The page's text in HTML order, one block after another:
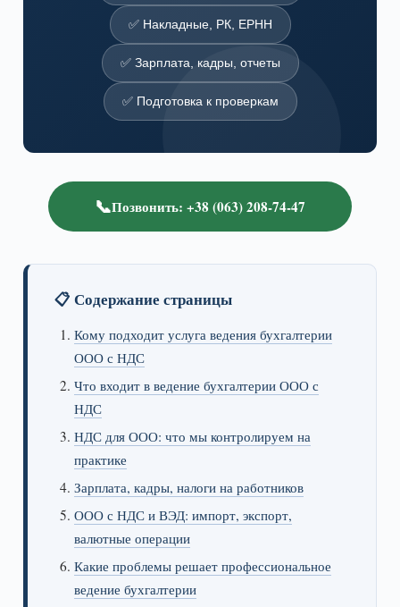
✅ Накладные, РК, ЕРНН
✅ Зарплата, кадры, отчеты
✅ Подготовка к проверкам
📞Позвонить: +38 (063) 208-74-47
📋 Содержание страницы
Кому подходит услуга ведения бухгалтерии
ООО с НДС
Что входит в ведение бухгалтерии ООО с
НДС
НДС для ООО: что мы контролируем на
практике
Зарплата, кадры, налоги на работников
ООО с НДС и ВЭД: импорт, экспорт,
валютные операции
Какие проблемы решает профессиональное
ведение бухгалтерии